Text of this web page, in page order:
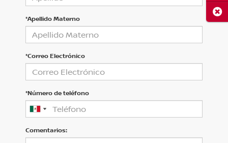
*Apellido Materno
*Correo Electrónico
*Número de teléfono
Comentarios: